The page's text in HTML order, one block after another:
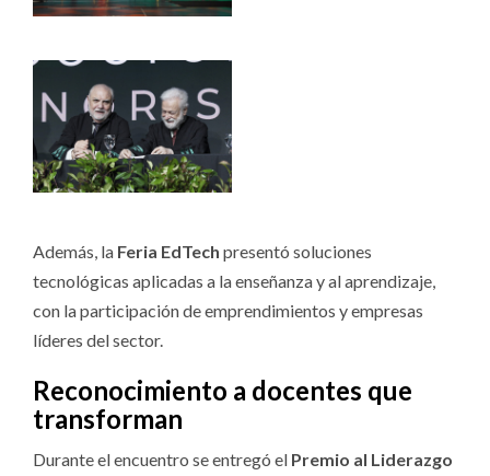
Además, la Feria EdTech presentó soluciones
tecnológicas aplicadas a la enseñanza y al aprendizaje,
con la participación de emprendimientos y empresas
líderes del sector.
Reconocimiento a docentes que
transforman
Durante el encuentro se entregó el Premio al Liderazgo